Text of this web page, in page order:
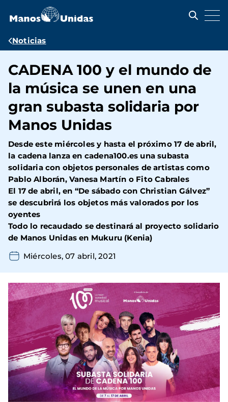
contenido
Ruta
navegación
Noticias
CADENA 100 y el mundo de
la música se unen en una
gran subasta solidaria por
Manos Unidas
Desde este miércoles y hasta el próximo 17 de abril,
la cadena lanza en cadena100.es una subasta
solidaria con objetos personales de artistas como
Pablo Alborán, Vanesa Martín o Fito Cabrales
El 17 de abril, en “De sábado con Christian Gálvez”
se descubrirá los objetos más valorados por los
oyentes
Todo lo recaudado se destinará al proyecto solidario
de Manos Unidas en Mukuru (Kenia)
Miércoles, 07 abril, 2021